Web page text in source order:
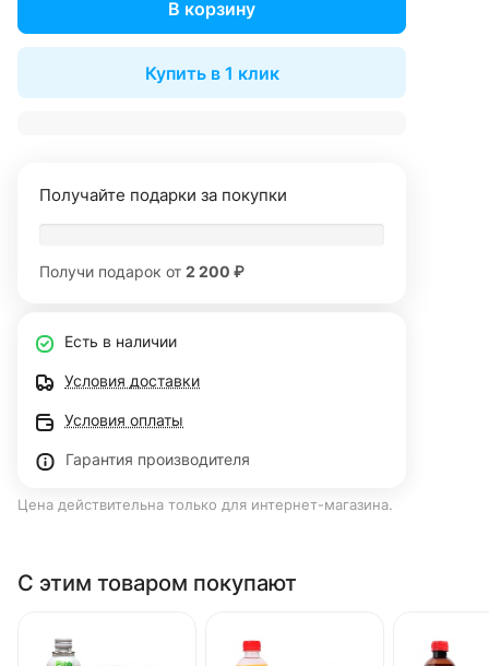
В корзину
Купить в 1 клик
Получайте подарки за покупки
Получи подарок от 2 200 ₽
Есть в наличии
Условия доставки
Условия оплаты
Гарантия производителя
Цена действительна только для интернет-магазина.
С этим товаром покупают